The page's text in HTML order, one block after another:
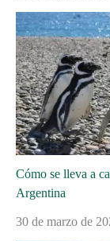
Cómo se lleva a
Argentina
30 de marzo de